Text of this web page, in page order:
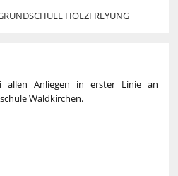
HOLZFREYUNG
allen Anliegen in erster Linie an
Waldkirchen.